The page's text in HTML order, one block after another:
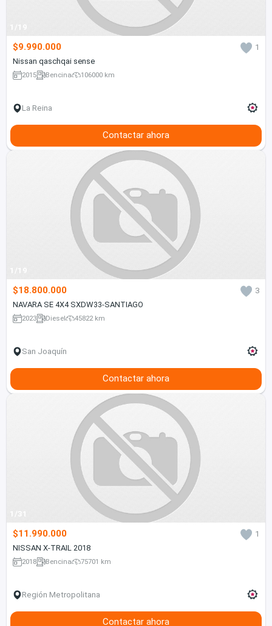
1/19
$9.990.000
1
Nissan qaschqai sense
2015 Bencina 106000 km
La Reina
Contactar ahora
1/19
$18.800.000
3
NAVARA SE 4X4 SXDW33-SANTIAGO
2023 Diesel 45822 km
San Joaquín
Contactar ahora
1/31
$11.990.000
1
NISSAN X-TRAIL 2018
2018 Bencina 75701 km
Región Metropolitana
Contactar ahora